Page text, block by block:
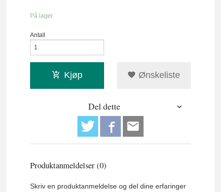
På lager
Antall
Kjøp Ønskeliste
Del dette
Produktanmeldelser (0)
Skriv en produktanmeldelse og del dine erfaringer